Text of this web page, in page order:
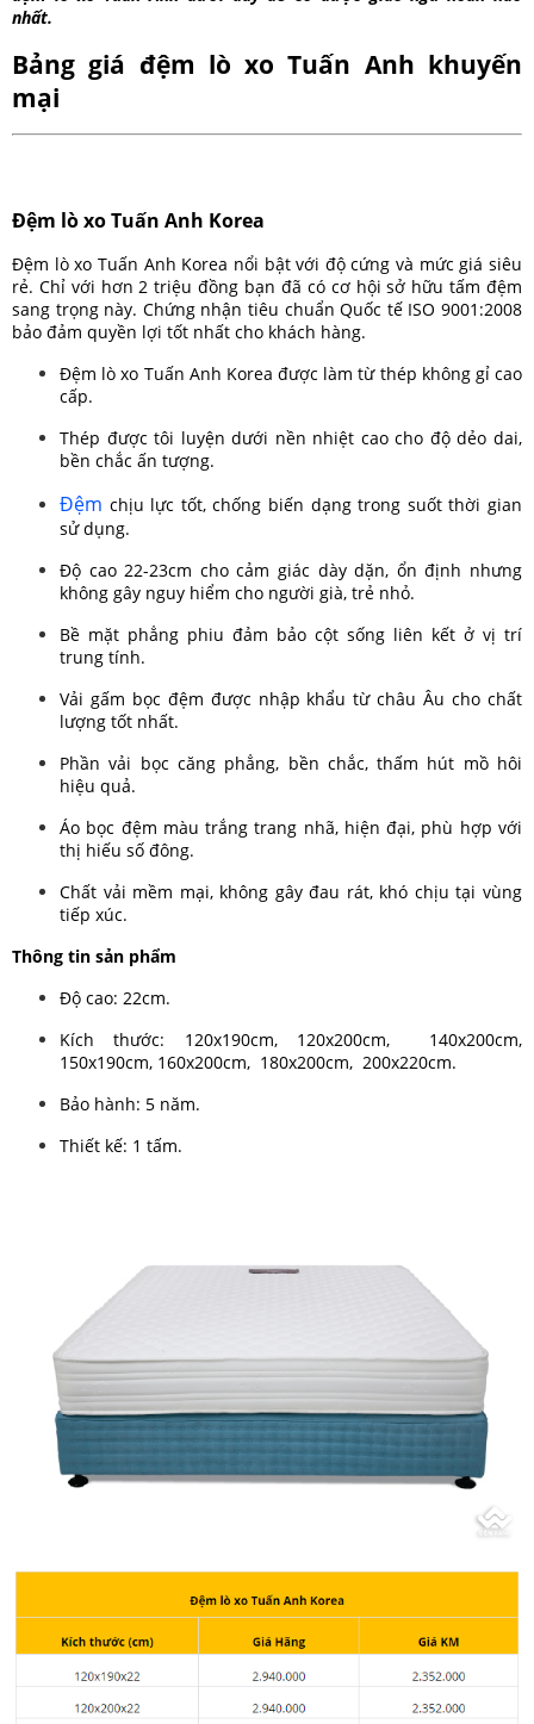
nhất.
Bảng giá đệm lò xo Tuấn Anh khuyến
mại
Đệm lò xo Tuấn Anh Korea
Đệm lò xo Tuấn Anh Korea nổi bật với độ cứng và mức giá siêu
rẻ. Chỉ với hơn 2 triệu đồng bạn đã có cơ hội sở hữu tấm đệm
sang trọng này. Chứng nhận tiêu chuẩn Quốc tế ISO 9001:2008
bảo đảm quyền lợi tốt nhất cho khách hàng.
Đệm lò xo Tuấn Anh Korea được làm từ thép không gỉ cao
cấp.
Thép được tôi luyện dưới nền nhiệt cao cho độ dẻo dai,
bền chắc ấn tượng.
Đệm chịu lực tốt, chống biến dạng trong suốt thời gian
sử dụng.
Độ cao 22-23cm cho cảm giác dày dặn, ổn định nhưng
không gây nguy hiểm cho người già, trẻ nhỏ.
Bề mặt phẳng phiu đảm bảo cột sống liên kết ở vị trí
trung tính.
Vải gấm bọc đệm được nhập khẩu từ châu Âu cho chất
lượng tốt nhất.
Phần vải bọc căng phẳng, bền chắc, thấm hút mồ hôi
hiệu quả.
Áo bọc đệm màu trắng trang nhã, hiện đại, phù hợp với
thị hiếu số đông.
Chất vải mềm mại, không gây đau rát, khó chịu tại vùng
tiếp xúc.
Thông tin sản phẩm
Độ cao: 22cm.
Kích thước: 120x190cm, 120x200cm, 140x200cm,
150x190cm, 160x200cm, 180x200cm, 200x220cm.
Bảo hành: 5 năm.
Thiết kế: 1 tấm.